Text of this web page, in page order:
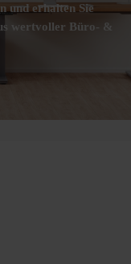
und erhalten Sie
wertvoller Büro- &